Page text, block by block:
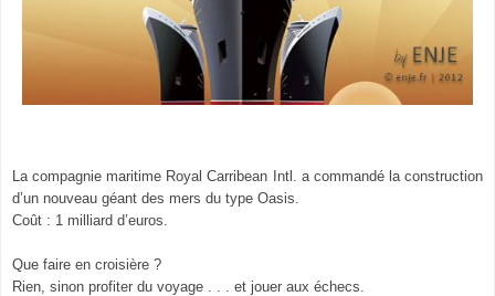
La compagnie maritime Royal Carribean Intl. a commandé la construction
d’un nouveau géant des mers du type Oasis.
Coût : 1 milliard d’euros.
Que faire en croisière ?
Rien, sinon profiter du voyage . . . et jouer aux échecs.